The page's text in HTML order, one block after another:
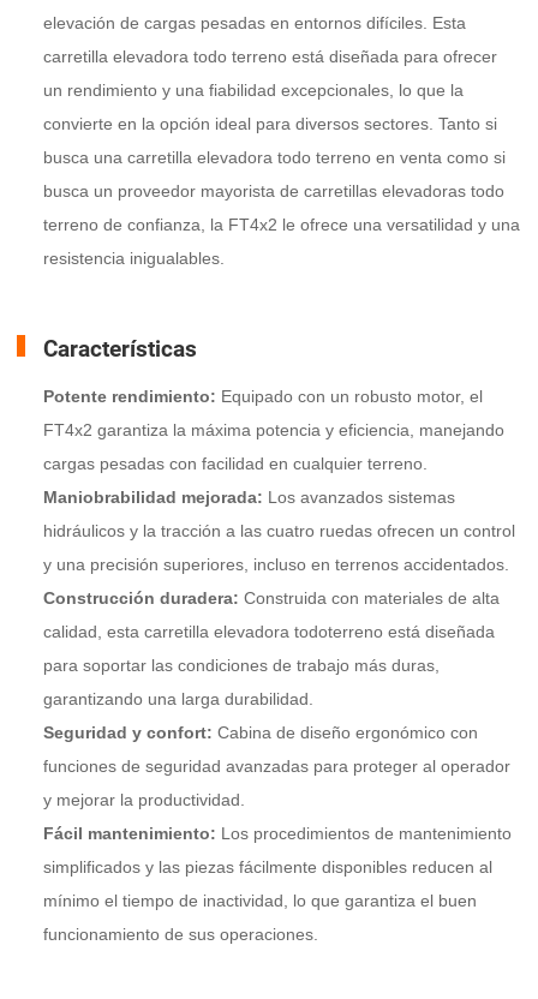
elevación de cargas pesadas en entornos difíciles. Esta
carretilla elevadora todo terreno está diseñada para ofrecer
un rendimiento y una fiabilidad excepcionales, lo que la
convierte en la opción ideal para diversos sectores. Tanto si
busca una carretilla elevadora todo terreno en venta como si
busca un proveedor mayorista de carretillas elevadoras todo
terreno de confianza, la FT4x2 le ofrece una versatilidad y una
resistencia inigualables.
Características
Potente rendimiento: Equipado con un robusto motor, el
FT4x2 garantiza la máxima potencia y eficiencia, manejando
cargas pesadas con facilidad en cualquier terreno.
Maniobrabilidad mejorada: Los avanzados sistemas
hidráulicos y la tracción a las cuatro ruedas ofrecen un control
y una precisión superiores, incluso en terrenos accidentados.
Construcción duradera: Construida con materiales de alta
calidad, esta carretilla elevadora todoterreno está diseñada
para soportar las condiciones de trabajo más duras,
garantizando una larga durabilidad.
Seguridad y confort: Cabina de diseño ergonómico con
funciones de seguridad avanzadas para proteger al operador
y mejorar la productividad.
Fácil mantenimiento: Los procedimientos de mantenimiento
simplificados y las piezas fácilmente disponibles reducen al
mínimo el tiempo de inactividad, lo que garantiza el buen
funcionamiento de sus operaciones.